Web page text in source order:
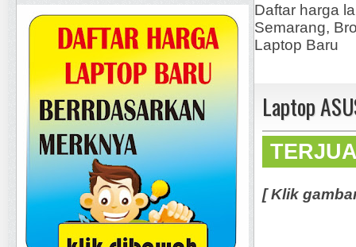
Daftar harga
Semarang,
Laptop Baru
Laptop
[ Klik